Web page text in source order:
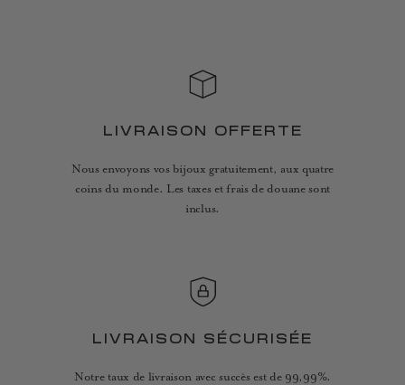
LIVRAISON OFFERTE
Nous envoyons vos bijoux gratuitement, aux quatre
coins du monde. Les taxes et frais de douane sont
inclus.
LIVRAISON SÉCURISÉE
Notre taux de livraison avec succès est de 99,99%.